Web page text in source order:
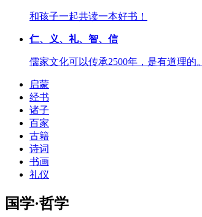
和孩子一起共读一本好书！
仁、义、礼、智、信
儒家文化可以传承2500年，是有道理的。
启蒙
经书
诸子
百家
古籍
诗词
书画
礼仪
国学·哲学